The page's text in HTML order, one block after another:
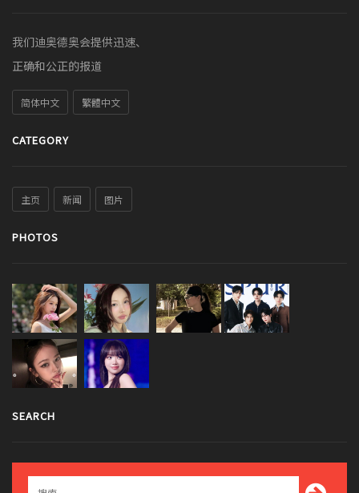
我们迪奥德奥会提供迅速、
正确和公正的报道
简体中文 繁體中文
CATEGORY
主页 新闻 图片
PHOTOS
SEARCH